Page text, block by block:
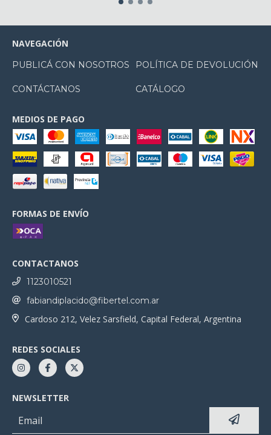
NAVEGACIÓN
PUBLICÁ CON NOSOTROS POLÍTICA DE DEVOLUCIÓN
CONTÁCTANOS CATÁLOGO
MEDIOS DE PAGO
FORMAS DE ENVÍO
CONTACTANOS
1123010521
fabiandiplacido@fibertel.com.ar
Cardoso 212, Velez Sarsfield, Capital Federal, Argentina
REDES SOCIALES
NEWSLETTER